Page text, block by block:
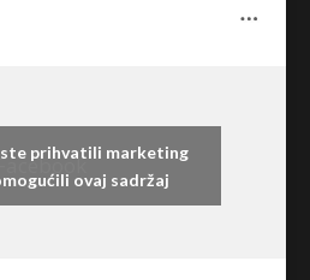
prihvatili marketing
ovaj sadržaj